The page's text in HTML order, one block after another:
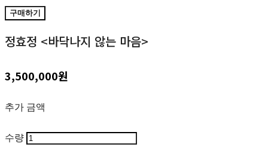
구매하기
정효정 <바닥나지 않는 마음>
3,500,000원
추가 금액
수량